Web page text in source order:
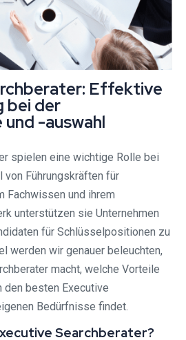
Effektive
bei der
und -auswahl
spielen eine wichtige Rolle bei
von Führungskräften für
Fachwissen und ihrem
unterstützen sie Unternehmen
für Schlüsselpositionen zu
werden wir genauer beleuchten,
macht, welche Vorteile
den besten Executive
Bedürfnisse findet.
Searchberater?